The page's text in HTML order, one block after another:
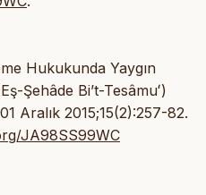
Hukukunda Yaygın
Şehâde Bi’t-Tesâmuʻ)
Aralık 2015;15(2):257-82.
JA98SS99WC